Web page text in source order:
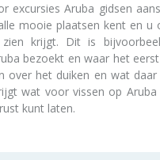
Aruba gidsen
mooie plaatsen kent en u
krijgt. Dit is
bezoekt en waar het
over het duiken en wat
wat voor vissen op
kunt laten.